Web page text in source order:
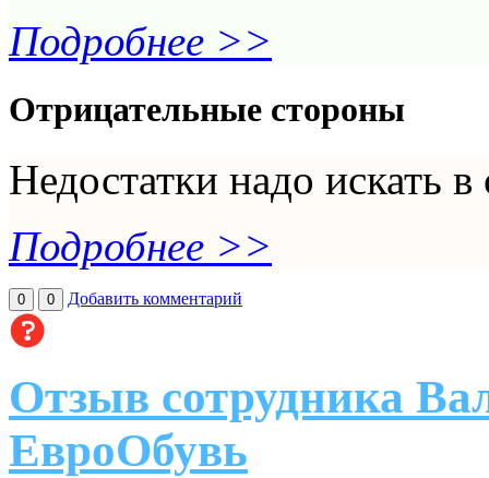
Подробнее >>
Отрицательные стороны
Недостатки надо искать в
Подробнее >>
0 0 Добавить комментарий
Отзыв сотрудника
ЕвроОбувь